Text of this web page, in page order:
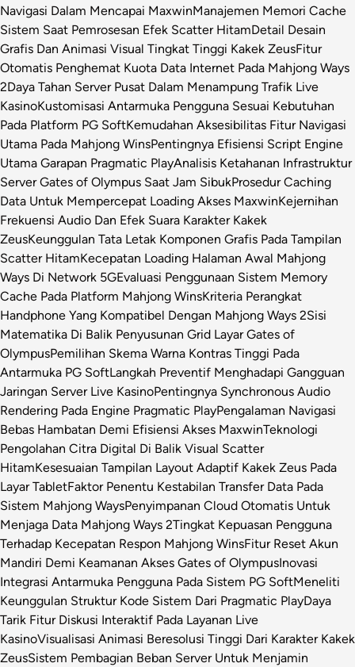
Navigasi Dalam Mencapai MaxwinManajemen Memori Cache
Sistem Saat Pemrosesan Efek Scatter HitamDetail Desain
Grafis Dan Animasi Visual Tingkat Tinggi Kakek ZeusFitur
Otomatis Penghemat Kuota Data Internet Pada Mahjong Ways
2Daya Tahan Server Pusat Dalam Menampung Trafik Live
KasinoKustomisasi Antarmuka Pengguna Sesuai Kebutuhan
Pada Platform PG SoftKemudahan Aksesibilitas Fitur Navigasi
Utama Pada Mahjong WinsPentingnya Efisiensi Script Engine
Utama Garapan Pragmatic PlayAnalisis Ketahanan Infrastruktur
Server Gates of Olympus Saat Jam SibukProsedur Caching
Data Untuk Mempercepat Loading Akses MaxwinKejernihan
Frekuensi Audio Dan Efek Suara Karakter Kakek
ZeusKeunggulan Tata Letak Komponen Grafis Pada Tampilan
Scatter HitamKecepatan Loading Halaman Awal Mahjong
Ways Di Network 5GEvaluasi Penggunaan Sistem Memory
Cache Pada Platform Mahjong WinsKriteria Perangkat
Handphone Yang Kompatibel Dengan Mahjong Ways 2Sisi
Matematika Di Balik Penyusunan Grid Layar Gates of
OlympusPemilihan Skema Warna Kontras Tinggi Pada
Antarmuka PG SoftLangkah Preventif Menghadapi Gangguan
Jaringan Server Live KasinoPentingnya Synchronous Audio
Rendering Pada Engine Pragmatic PlayPengalaman Navigasi
Bebas Hambatan Demi Efisiensi Akses MaxwinTeknologi
Pengolahan Citra Digital Di Balik Visual Scatter
HitamKesesuaian Tampilan Layout Adaptif Kakek Zeus Pada
Layar TabletFaktor Penentu Kestabilan Transfer Data Pada
Sistem Mahjong WaysPenyimpanan Cloud Otomatis Untuk
Menjaga Data Mahjong Ways 2Tingkat Kepuasan Pengguna
Terhadap Kecepatan Respon Mahjong WinsFitur Reset Akun
Mandiri Demi Keamanan Akses Gates of OlympusInovasi
Integrasi Antarmuka Pengguna Pada Sistem PG SoftMeneliti
Keunggulan Struktur Kode Sistem Dari Pragmatic PlayDaya
Tarik Fitur Diskusi Interaktif Pada Layanan Live
KasinoVisualisasi Animasi Beresolusi Tinggi Dari Karakter Kakek
ZeusSistem Pembagian Beban Server Untuk Menjamin